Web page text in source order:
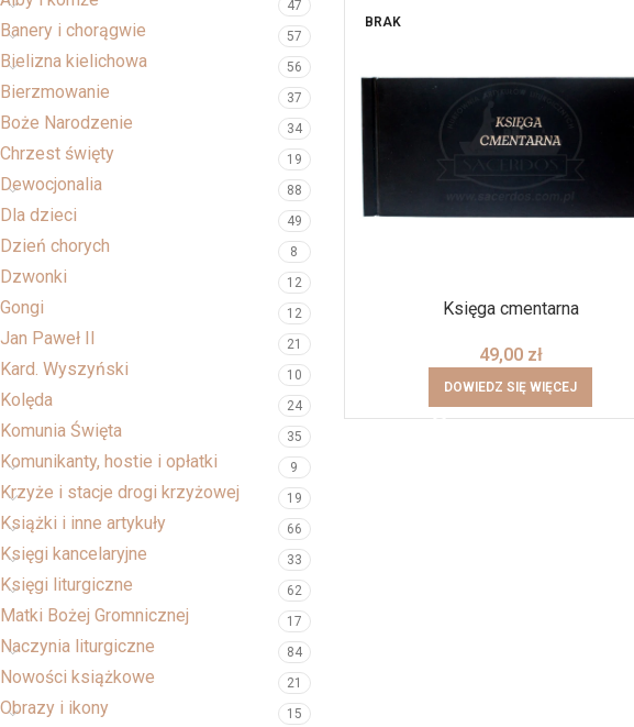
47
Banery i chorągwie 57
Bielizna kielichowa 56
Bierzmowanie 37
Boże Narodzenie 34
Chrzest święty 19
Dewocjonalia 88
Dla dzieci 49
Dzień chorych 8
Dzwonki 12
Gongi 12
Jan Paweł II 21
Kard. Wyszyński 10
Kolęda 24
Komunia Święta 35
Komunikanty, hostie i opłatki 9
Krzyże i stacje drogi krzyżowej 19
Książki i inne artykuły 66
Księgi kancelaryjne 33
Księgi liturgiczne 62
Matki Bożej Gromnicznej 17
Naczynia liturgiczne 84
Nowości książkowe 21
Obrazy i ikony 15
BRAK
Księga cmentarna
49,00 zł
DOWIEDZ SIĘ WIĘCEJ